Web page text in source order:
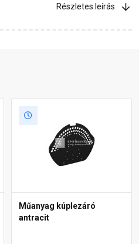
Részletes leírás
Műanyag kúplezáró
antracit